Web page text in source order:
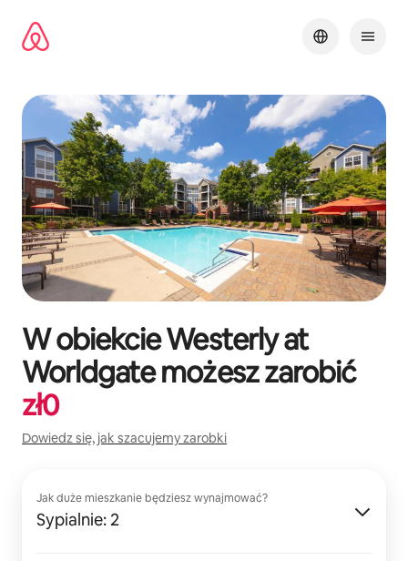
treści
W obiekcieWesterly at
Worldgatemożesz zarobić
zł0
Dowiedz się, jak szacujemy zarobki
Jak duże mieszkanie będziesz wynajmować?
Sypialnie: 2